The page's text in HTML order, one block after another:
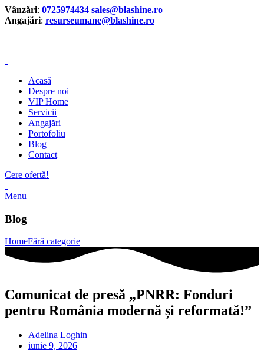
Vânzări: 0725974434 sales@blashine.ro
Angajări: resurseumane@blashine.ro
Acasă
Despre noi
VIP Home
Servicii
Angajări
Portofoliu
Blog
Contact
Cere ofertă!
Menu
Blog
HomeFără categorie
Comunicat de presă „PNRR: Fonduri
pentru România modernă și reformată!”
Adelina Loghin
iunie 9, 2026